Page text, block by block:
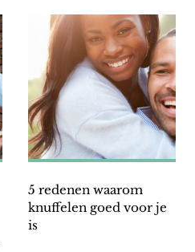
5 redenen waarom
knuffelen goed voor je
is